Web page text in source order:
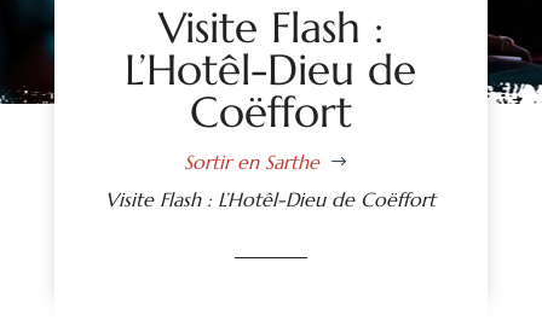
Visite Flash :
L’Hotêl-Dieu de
Coëffort
Sortir en Sarthe $
Visite Flash : L’Hotêl-Dieu de Coëffort